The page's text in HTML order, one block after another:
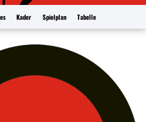
Kader Spielplan Tabelle